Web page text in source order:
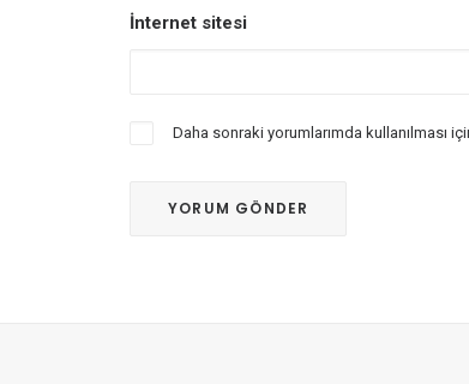
İnternet sitesi
Daha sonraki yorumlarımda kullanılması